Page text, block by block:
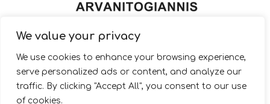
We value your privacy
We use cookies to enhance your browsing experience,
serve personalized ads or content, and analyze our
traffic. By clicking "Accept All", you consent to our use
of cookies.
© 2022 ARVANITOGIANNIS – Jewelry Design & Manufacturing |
JewelryShop.gr